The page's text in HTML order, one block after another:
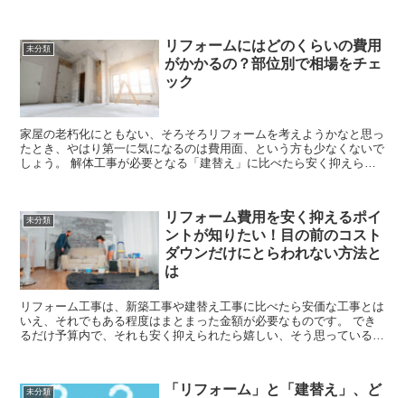
未分類
リフォームにはどのくらいの費用
がかかるの？部位別で相場をチェ
ック
家屋の老朽化にともない、そろそろリフォームを考えようかなと思っ
たとき、やはり第一に気になるのは費用面、という方も少なくないで
しょう。 解体工事が必要となる「建替え」に比べたら安く抑えられ
未分類
リフォーム費用を安く抑えるポイ
ントが知りたい！目の前のコスト
ダウンだけにとらわれない方法と
は
リフォーム工事は、新築工事や建替え工事に比べたら安価な工事とは
いえ、それでもある程度はまとまった金額が必要なものです。 でき
るだけ予算内で、それも安く抑えられたら嬉しい、そう思っている方
未分類
「リフォーム」と「建替え」、ど